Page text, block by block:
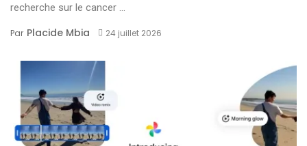
recherche sur le cancer ...
Par Placide Mbia 24 juillet 2026